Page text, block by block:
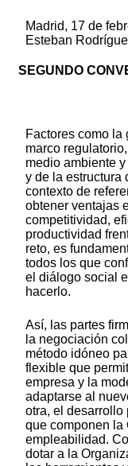
Madrid, 17 de
Esteban
SEGUNDO
Factores como la
marco
medio ambiente
y de la estructura
contexto de
obtener ventajas
competitividad,
productividad
reto, es
todos los que
el diálogo social
hacerlo.
Así, las partes
la negociación
método idóneo
flexible que
empresa y la
adaptarse al
otra, el desarrollo
que componen la
empleabilidad.
dotar a la